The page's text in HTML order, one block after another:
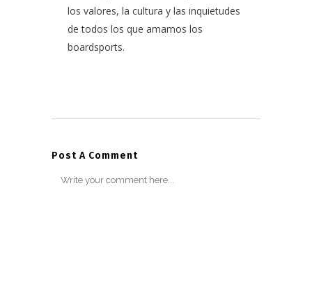
los valores, la cultura y las inquietudes
de todos los que amamos los
boardsports.
Post A Comment